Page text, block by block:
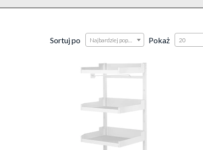
Sortuj po Najbardziej popularne Pokaż 20